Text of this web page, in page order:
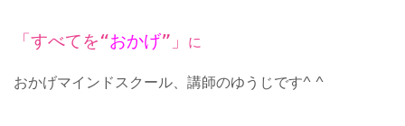
「すべてを“おかげ”」 に
おかげマインドスクール、講師のゆうじです^ ^